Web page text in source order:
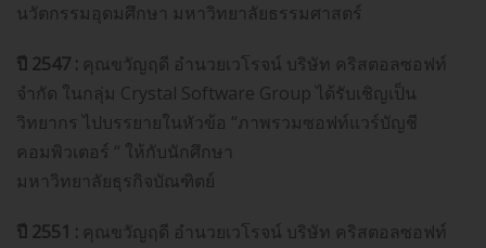
นวัตกรรมอุดมศึกษา มหาวิทยาลัยธรรมศาสตร์
ปี 2547 : คุณขวัญฤดี อำนวยเวโรจน์ บริษัท คริสตอลซอฟท์
จำกัด ในกลุ่ม Crystal Software Group ได้รับเชิญเป็น
วิทยากร ไปบรรยายในหัวข้อ “ภาพรวมซอฟท์แวร์บัญชี
คอมพิวเตอร์ “ ให้กับนักศึกษา
มหาวิทยาลัยธุรกิจบัณฑิตย์
ปี 2551 : คุณขวัญฤดี อำนวยเวโรจน์ บริษัท คริสตอลซอฟท์